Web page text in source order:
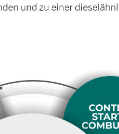
und zu einer